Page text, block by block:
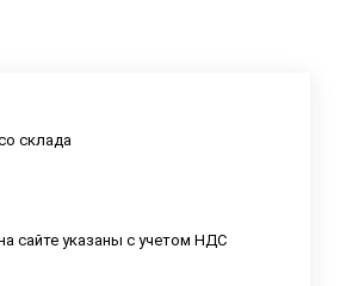
склада
сайте указаны с учетом НДС